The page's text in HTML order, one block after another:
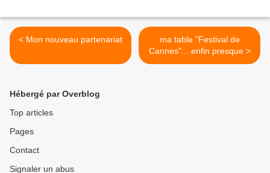
< Mon nouveau partenariat
ma table "Festival de
Cannes"....enfin presque >
Hébergé par Overblog
Top articles
Pages
Contact
Signaler un abus